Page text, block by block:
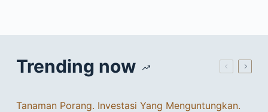
Trending now
Tanaman Porang. Investasi Yang Menguntungkan.